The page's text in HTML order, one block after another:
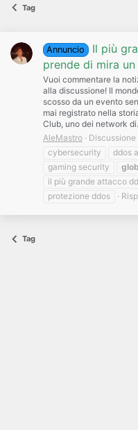
Tag
Annuncio
Il più
prende di mira
Vuoi commentare la
alla discussione! Il
scosso da un evento
mai registrato nella
Club, uno dei network
AleMastro
Discussione
cybersecurity
ddos
gaming security
il più grande attacco
protezione ddos
Tag